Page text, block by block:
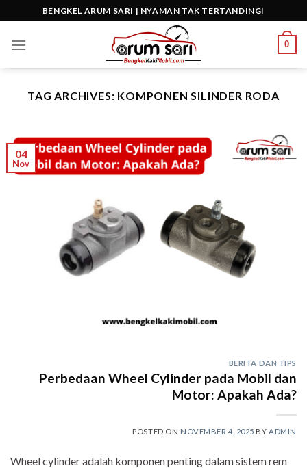
to
content
BENGKEL ARUM SARI | NYAMAN TAK TERTANDINGI
0
TAG ARCHIVES: KOMPONEN SILINDER RODA
04
Nov
BERITA DAN TIPS
Perbedaan Wheel Cylinder pada Mobil dan
Motor: Apakah Ada?
POSTED ON NOVEMBER 4, 2025 BYADMIN
Wheel cylinder adalah komponen penting dalam sistem rem